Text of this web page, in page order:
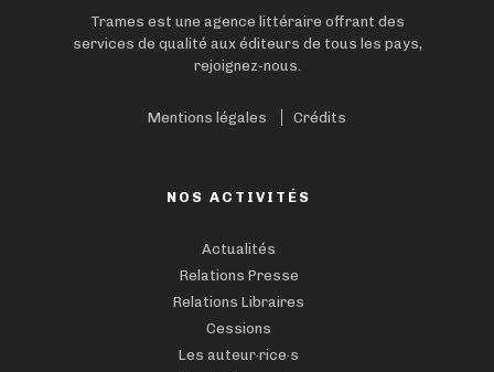
Trames est une agence littéraire offrant des
services de qualité aux éditeurs de tous les pays,
rejoignez-nous.
Mentions légales Crédits
NOS ACTIVITÉS
Actualités
Relations Presse
Relations Libraires
Cessions
Les auteur·rice·s